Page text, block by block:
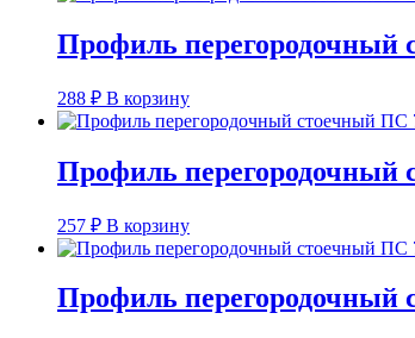
Профиль перегородочный
288 ₽ В корзину
Профиль перегородочный
257 ₽ В корзину
Профиль перегородочный